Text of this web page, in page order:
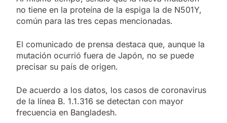
no tiene en la proteína de la espiga la de N501Y,
común para las tres cepas mencionadas.
El comunicado de prensa destaca que, aunque la
mutación ocurrió fuera de Japón, no se puede
precisar su país de origen.
De acuerdo a los datos, los casos de coronavirus
de la línea B. 1.1.316 se detectan con mayor
frecuencia en Bangladesh.